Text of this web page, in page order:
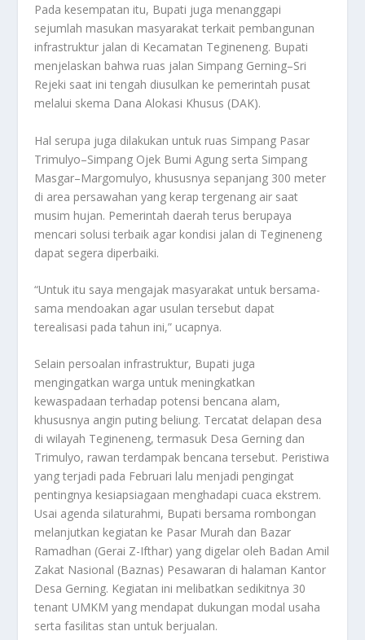
Pada kesempatan itu, Bupati juga menanggapi
sejumlah masukan masyarakat terkait pembangunan
infrastruktur jalan di Kecamatan Tegineneng. Bupati
menjelaskan bahwa ruas jalan Simpang Gerning–Sri
Rejeki saat ini tengah diusulkan ke pemerintah pusat
melalui skema Dana Alokasi Khusus (DAK).
Hal serupa juga dilakukan untuk ruas Simpang Pasar
Trimulyo–Simpang Ojek Bumi Agung serta Simpang
Masgar–Margomulyo, khususnya sepanjang 300 meter
di area persawahan yang kerap tergenang air saat
musim hujan. Pemerintah daerah terus berupaya
mencari solusi terbaik agar kondisi jalan di Tegineneng
dapat segera diperbaiki.
“Untuk itu saya mengajak masyarakat untuk bersama-
sama mendoakan agar usulan tersebut dapat
terealisasi pada tahun ini,” ucapnya.
Selain persoalan infrastruktur, Bupati juga
mengingatkan warga untuk meningkatkan
kewaspadaan terhadap potensi bencana alam,
khususnya angin puting beliung. Tercatat delapan desa
di wilayah Tegineneng, termasuk Desa Gerning dan
Trimulyo, rawan terdampak bencana tersebut. Peristiwa
yang terjadi pada Februari lalu menjadi pengingat
pentingnya kesiapsiagaan menghadapi cuaca ekstrem.
Usai agenda silaturahmi, Bupati bersama rombongan
melanjutkan kegiatan ke Pasar Murah dan Bazar
Ramadhan (Gerai Z-Ifthar) yang digelar oleh Badan Amil
Zakat Nasional (Baznas) Pesawaran di halaman Kantor
Desa Gerning. Kegiatan ini melibatkan sedikitnya 30
tenant UMKM yang mendapat dukungan modal usaha
serta fasilitas stan untuk berjualan.